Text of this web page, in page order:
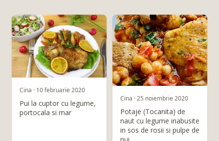
Cina · 10 februarie 2020
Pui la cuptor cu legume,
portocala si mar
Cina · 25 noiembrie 2020
Potaje (Tocanita) de
naut cu legume inabusite
in sos de rosii si pulpe de
pui